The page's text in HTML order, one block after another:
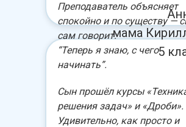
Преподаватель объясняет
спокойно и по существу —
сам говорит:
“Теперь я знаю, с чего
начинать”.
Сын прошёл курсы
решения задач» и «Дроби».
Удивительно, как просто и
мама
5